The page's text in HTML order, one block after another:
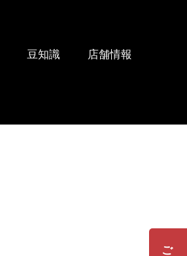
豆知識 店舗情報